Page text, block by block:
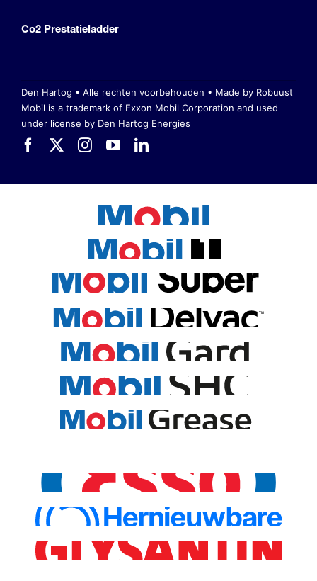
Co2 Prestatieladder
Den Hartog • Alle rechten voorbehouden • Made by Robuust
Mobil is a trademark of Exxon Mobil Corporation and used
under license by Den Hartog Energies